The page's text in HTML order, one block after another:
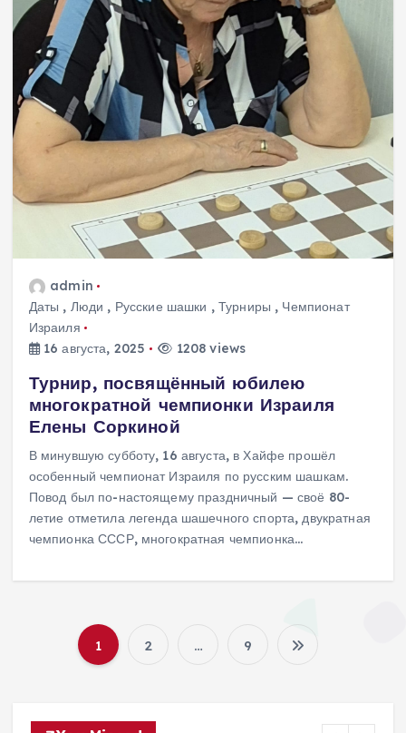
admin
Даты , Люди , Русские шашки , Турниры , Чемпионат
Израиля
16 августа, 2025
1208 views
Турнир, посвящённый юбилею
многократной чемпионки Израиля
Елены Соркиной
В минувшую субботу, 16 августа, в Хайфе прошёл
особенный чемпионат Израиля по русским шашкам.
Повод был по-настоящему праздничный — своё 80-
летие отметила легенда шашечного спорта, двукратная
чемпионка СССР, многократная чемпионка…
П
1 2 … 9